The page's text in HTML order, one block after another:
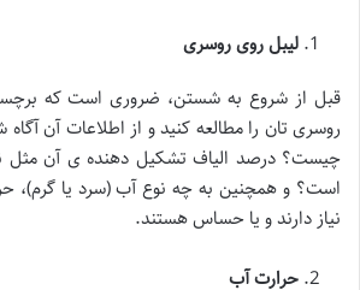
لیبل روی روسری
قبل از شروع به شستن، ضروری است که
روسری تان را مطالعه کنید و از اطلاعات آن
چیست؟ درصد الیاف تشکیل دهنده ی آن مثل
است؟ و همچنین به چه نوع آب (سرد یا گرم)،
نیاز دارند و یا حساس هستند.
حرارت آب